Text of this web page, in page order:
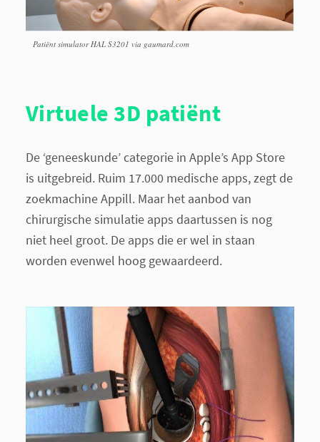
Patiënt simulator HAL S3201 via gaumard.com
Virtuele 3D patiënt
De ‘geneeskunde’ categorie in Apple’s App Store
is uitgebreid. Ruim 17.000 medische apps, zegt de
zoekmachine Appill. Maar het aanbod van
chirurgische simulatie apps daartussen is nog
niet heel groot. De apps die er wel in staan
worden evenwel hoog gewaardeerd.